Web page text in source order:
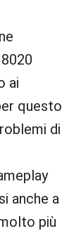
ai
questo
di
anche a
più